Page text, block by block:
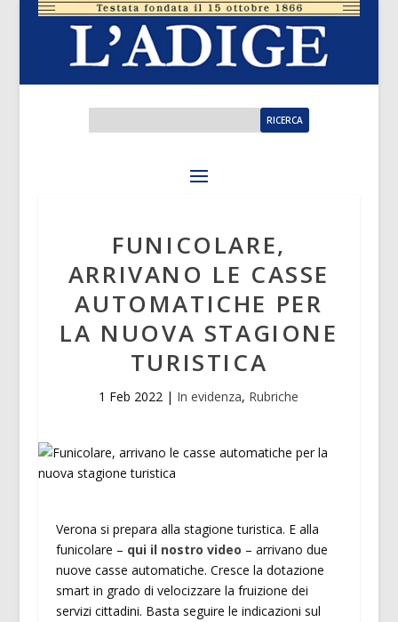
FUNICOLARE,
ARRIVANO LE CASSE
AUTOMATICHE PER
LA NUOVA STAGIONE
TURISTICA
1 Feb 2022 | In evidenza, Rubriche
Verona si prepara alla stagione turistica. E alla
funicolare – qui il nostro video – arrivano due
nuove casse automatiche. Cresce la dotazione
smart in grado di velocizzare la fruizione dei
servizi cittadini. Basta seguire le indicazioni sul